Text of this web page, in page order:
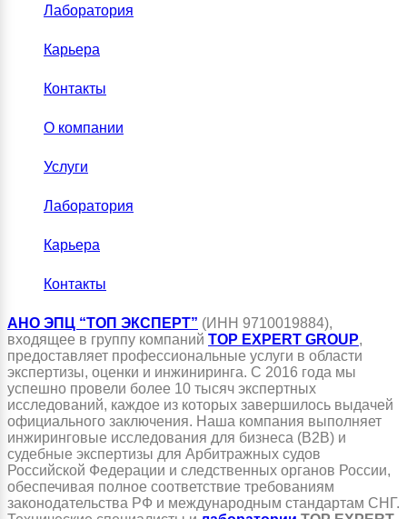
Лаборатория
Карьера
Контакты
О компании
Услуги
Лаборатория
Карьера
Контакты
АНО ЭПЦ “ТОП ЭКСПЕРТ” (ИНН 9710019884),
входящее в группу компаний TOP EXPERT GROUP,
предоставляет профессиональные услуги в области
экспертизы, оценки и инжиниринга. С 2016 года мы
успешно провели более 10 тысяч экспертных
исследований, каждое из которых завершилось выдачей
официального заключения. Наша компания выполняет
инжиринговые исследования для бизнеса (B2B) и
судебные экспертизы для Арбитражных судов
Российской Федерации и следственных органов России,
обеспечивая полное соответствие требованиям
законодательства РФ и международным стандартам СНГ.